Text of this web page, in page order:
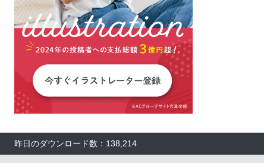
昨日のダウンロード数：138,214